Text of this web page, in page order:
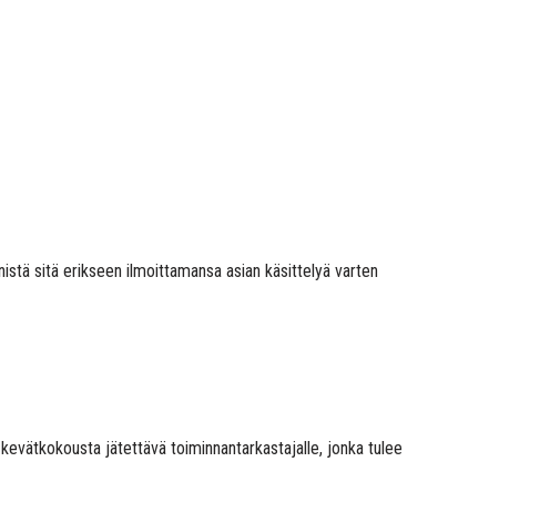
sitä erikseen ilmoittamansa asian käsittelyä varten
jätettävä toiminnantarkastajalle, jonka tulee